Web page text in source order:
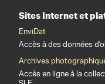
Sites Internet et
EnviDat
Accès à des données
Archives
Accès en ligne à la